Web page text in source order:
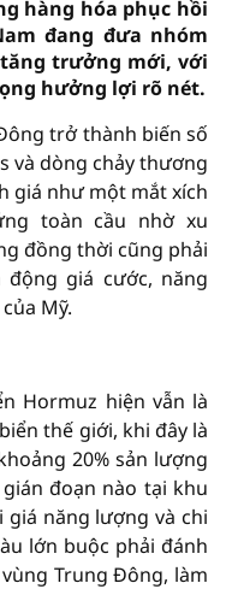
hàng hóa phục hồi
đang đưa nhóm
trưởng mới, với
hưởng lợi rõ nét.
trở thành biến số
và dòng chảy thương
giá như một mắt xích
toàn cầu nhờ xu
đồng thời cũng phải
giá cước, năng
Mỹ.
Hormuz hiện vẫn là
thế giới, khi đây là
20% sản lượng
đoạn nào tại khu
năng lượng và chi
lớn buộc phải đánh
Trung Đông, làm